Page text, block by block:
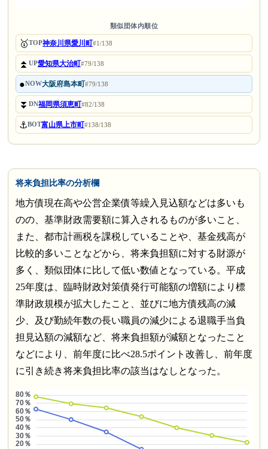
類似団体内順位
🥇TOP神奈川県愛川町#1/138
⏫UP愛知県大治町#79/138
●NOW大阪府島本町#79/138
⏬DN福岡県須恵町#82/138
⚓BOT富山県上市町#138/138
将来負担比率の分析欄
地方債現在高や公営企業債等繰入見込額などは多いも
のの、基準財政需要額に算入されるものが多いこと、
また、都市計画税を課税していることや、基金残高が
比較的多いことなどから、将来負担額に対する財源が
多く、類似団体に比して低い数値となっている。平成
25年度は、臨時財政対策債発行可能額の増額により標
準財政規模が拡大したこと、並びに地方債残高の減
少、及び勤続年数の長い職員の減少による退職手当負
担見込額の減額など、将来負担額が減額となったこと
などにより、前年度に比べ28.5ポイント改善し、前年度
に引き続き将来負担比率の該当はなしとなった。